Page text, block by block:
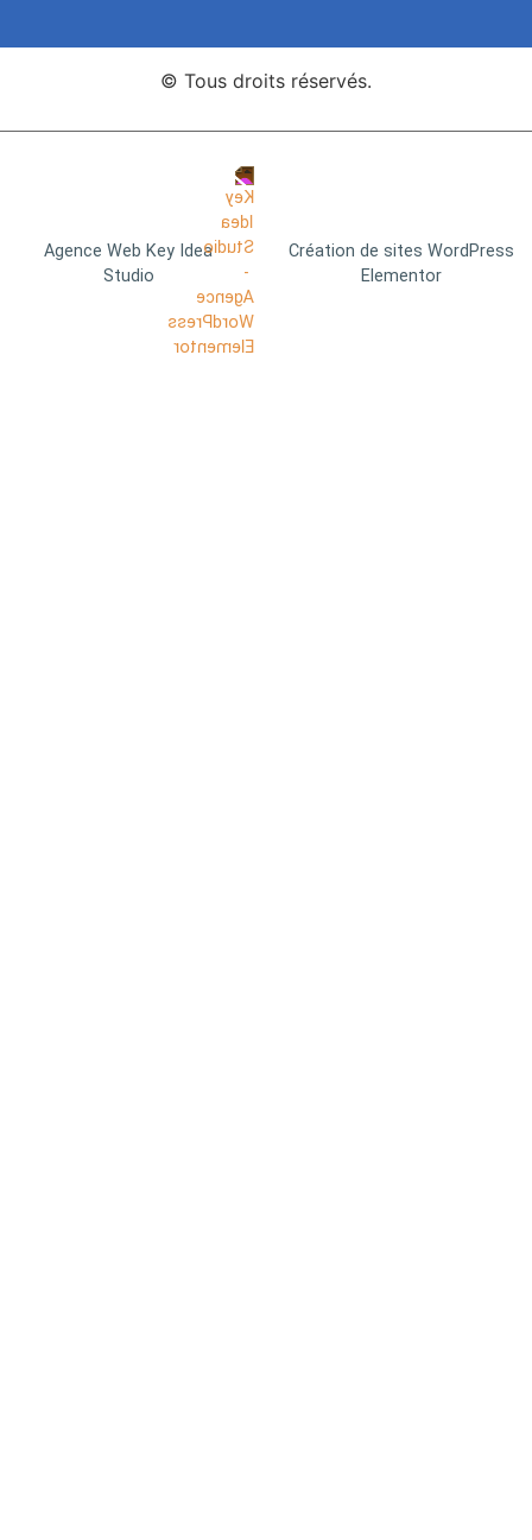
© Tous droits réservés.
Agence Web Key Idea
Studio
Création de sites WordPress
Elementor